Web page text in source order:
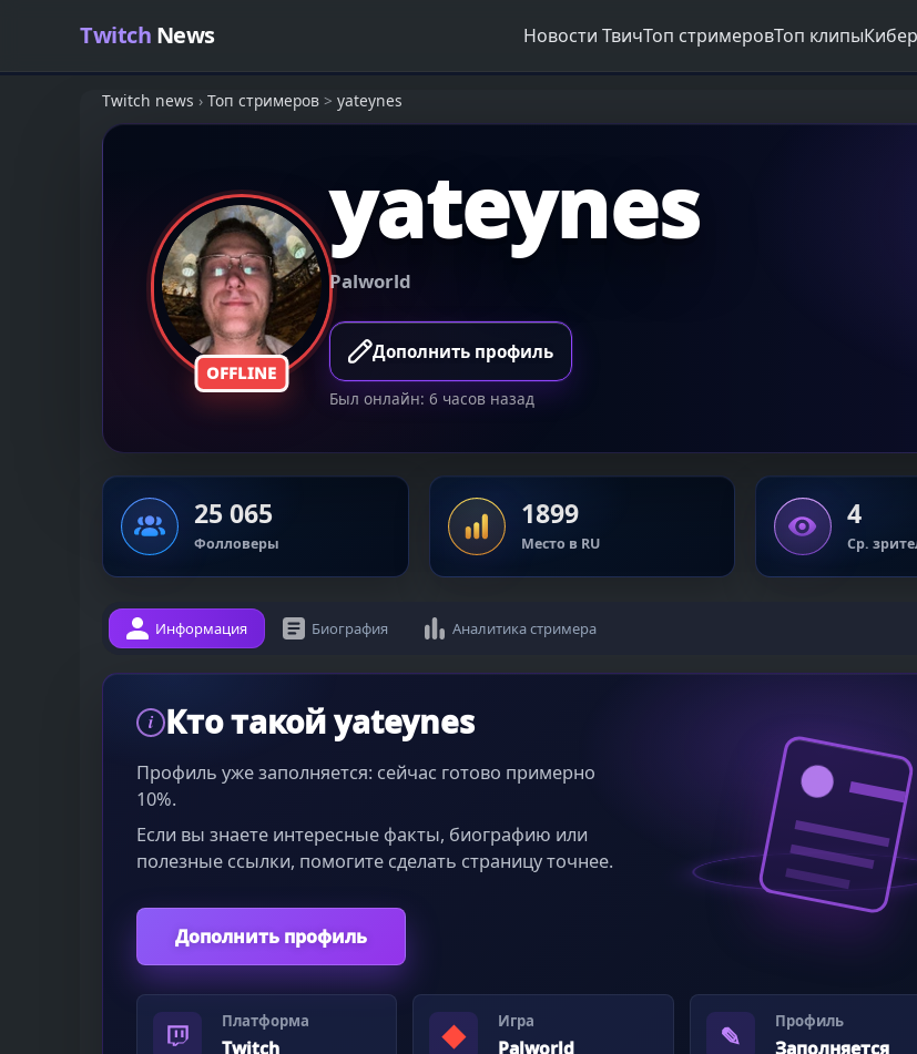
Twitch News Новости ТвичТоп стримеровТоп клипы
Twitch news › Топ стримеров > yateynes
OFFLINE
yateynes
Palworld
Дополнить профиль
Был онлайн: 6 часов назад
25 065
Фолловеры
1899
Место в RU
4
Ср.
Информация Биография Аналитика стримера
i Кто такой yateynes
Профиль уже заполняется: сейчас готово примерно
10%.
Если вы знаете интересные факты, биографию или
полезные ссылки, помогите сделать страницу точнее.
Дополнить профиль
Платформа
Twitch ◆ Игра
Palworld ✎ Профиль
Заполняется